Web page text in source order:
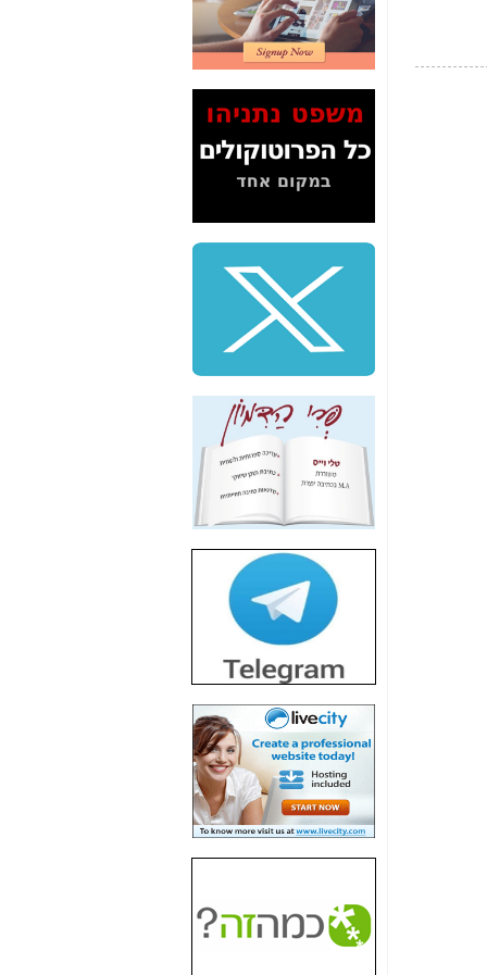
2" על תעלולי השר
משה כחלון -כאן
הסלולר" ואיך מסרסים
את הנתונים לציבור -
כאן
סיכום ביקור בסיליקון
שלמה פילבר (עד
לאחרונה מנכ"ל משרד
התקשורת) - עד
מדינה? הצחקתם
"יש אפליה בחקירה"?
חשיפה: למה השר
משה כחלון לא נחקר
עד היום? -
כאן
הדומה לזו של "תיק
4000" אך בתחום
הסלולר -
חשיפת מה שלא
רוצים שתדעו בעניין
פריסת אנלימיטד
(בניחוח בלתי נסבל) -
כאן
חשיפה: איוב קרא
אישר לקבוצת סלקום
בדיוק מה שביבי אישר
כאן
האם השר איוב קרא
היה צריך בכלל לחתום
על האישור, שנתן
האם ביבי וקרא קבלו
בכלל תמורה עבור